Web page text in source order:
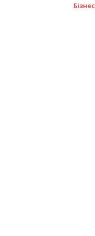
Бізнес